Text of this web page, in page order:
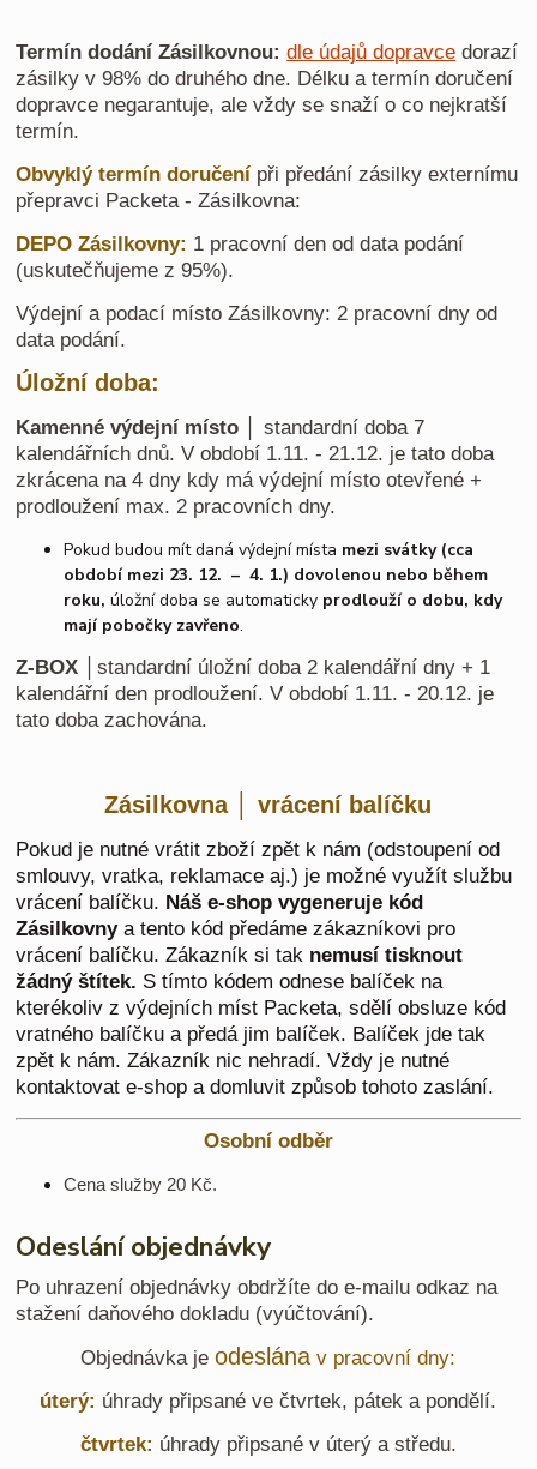
Termín dodání Zásilkovnou:dle údajů dopravce dorazí
zásilky v 98% do druhého dne. Délku a termín doručení
dopravce negarantuje, ale vždy se snaží o co nejkratší
termín.
Obvyklý termín doručení při předání zásilky externímu
přepravci Packeta - Zásilkovna:
DEPO Zásilkovny: 1 pracovní den od data podání
(uskutečňujeme z 95%).
Výdejní a podací místo Zásilkovny: 2 pracovní dny od
data podání.
Úložní doba:
Kamenné výdejní místo │
standardní doba 7
kalendářních dnů.V období 1.11. - 21.12. je tato doba
zkrácena na 4 dny kdy má výdejní místo otevřené +
prodloužení max. 2 pracovních dny.
Pokud budou mít daná výdejní místa mezi svátky (cca
období mezi 23. 12. – 4. 1.) dovolenou nebo během
roku,úložní doba se automaticky prodlouží o dobu, kdy
mají pobočky zavřeno.
Z-BOX │standardní úložní doba 2 kalendářní dny + 1
kalendářní den prodloužení. V období 1.11. - 20.12. je
tato doba zachována.
Zásilkovna │ vrácení balíčku
Pokud je nutné vrátit zboží zpět k nám (odstoupení od
smlouvy, vratka, reklamace aj.) je možné využít službu
vrácení balíčku. Náš e-shop vygeneruje kód
Zásilkovnya tento kód předáme zákazníkovi pro
vrácení balíčku. Zákazník si tak nemusí tisknout
žádný štítek. S tímto kódem odnese balíček na
kterékoliv z výdejních míst Packeta, sdělí obsluze kód
vratného balíčku a předá jim balíček. Balíček jde tak
zpět k nám. Zákazník nic nehradí. Vždy je nutné
kontaktovat e-shop a domluvit způsob tohoto zaslání.
Osobní odběr
Cena služby 20 Kč.
Odeslání objednávky
Po uhrazení objednávky obdržíte do e-mailu odkaz na
stažení daňového dokladu (vyúčtování).
Objednávka jeodeslána v pracovní dny:
úterý: úhrady připsané ve čtvrtek, pátek a pondělí.
čtvrtek: úhrady připsané v úterý a středu.